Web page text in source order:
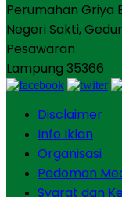
Perumahan Griya
Negeri Sakti,
Pesawaran
Lampung 35366
Disclaimer
Info Iklan
Organisasi
Pedoman
Syarat dan